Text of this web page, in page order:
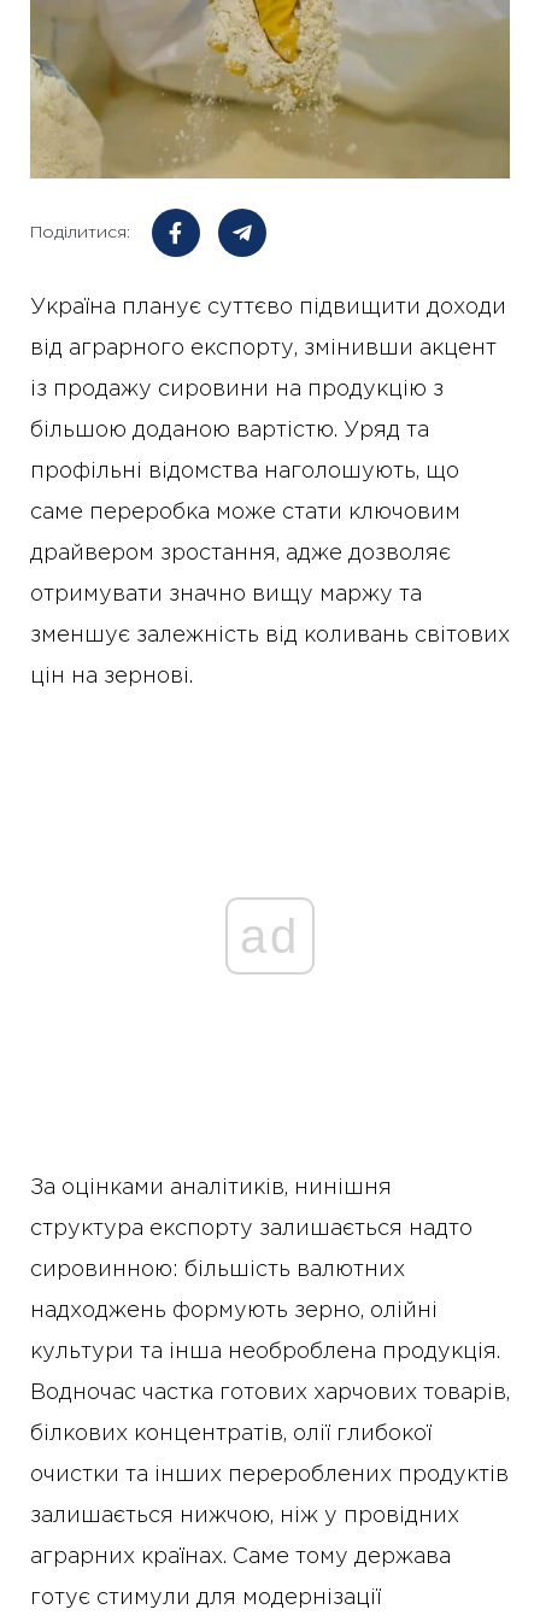
Поділитися:
Україна планує суттєво підвищити доходи
від аграрного експорту, змінивши акцент
із продажу сировини на продукцію з
більшою доданою вартістю. Уряд та
профільні відомства наголошують, що
саме переробка може стати ключовим
драйвером зростання, адже дозволяє
отримувати значно вищу маржу та
зменшує залежність від коливань світових
цін на зернові.
ad
За оцінками аналітиків, нинішня
структура експорту залишається надто
сировинною: більшість валютних
надходжень формують зерно, олійні
культури та інша необроблена продукція.
Водночас частка готових харчових товарів,
білкових концентратів, олії глибокої
очистки та інших перероблених продуктів
залишається нижчою, ніж у провідних
аграрних країнах. Саме тому держава
готує стимули для модернізації